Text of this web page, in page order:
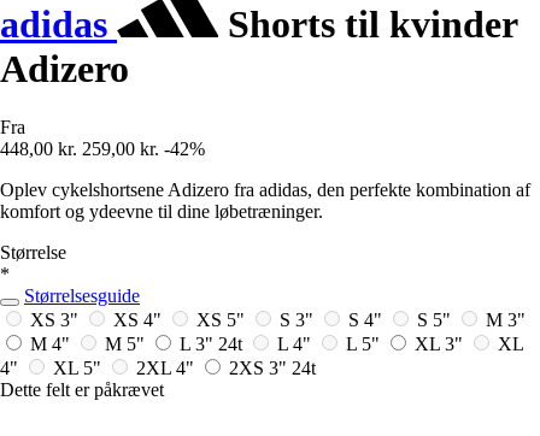
adidas
Shorts til kvinder
Adizero
Fra
448,00 kr. 259,00 kr. -42%
Oplev cykelshortsene Adizero fra adidas, den perfekte kombination af
komfort og ydeevne til dine løbetræninger.
Størrelse
*
Størrelsesguide
XS 3"
XS 4" XS 5" S 3" S 4" S 5"
M 3"
M 4"
M 5" L 3" 24t L 4" L 5" XL 3"
XL
4"
XL 5" 2XL 4" 2XS 3" 24t
Dette felt er påkrævet